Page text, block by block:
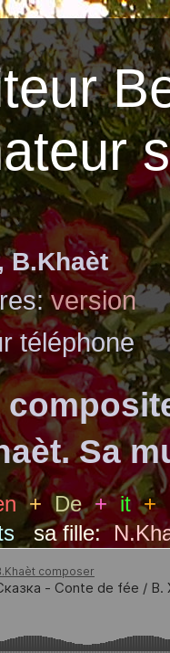
B.Khaèt
version
téléphone
Sa
+ De + it +
sa fille: